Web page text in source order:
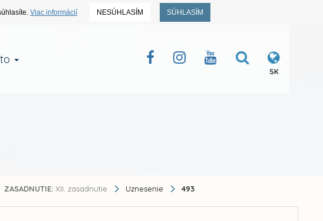
Viac informácií NESÚHLASÍM SÚHLASÍM
SK
ZASADNUTIE: XII. zasadnutie Uznesenie 493